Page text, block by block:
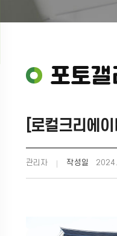
포토갤
[로컬크리에
관리자 작성일